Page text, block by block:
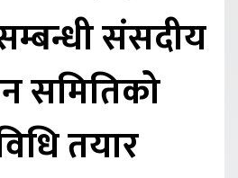
संसदीय
समितिको
तयार